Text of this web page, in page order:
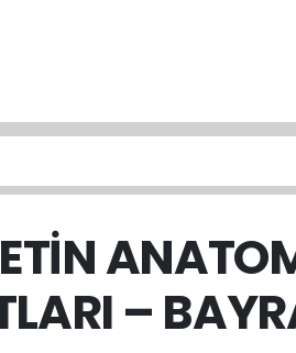
–